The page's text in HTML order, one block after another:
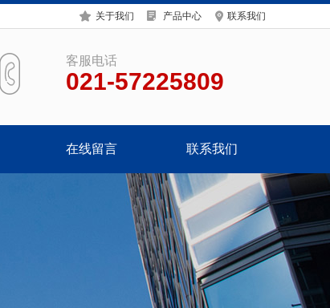
关于我们 产品中心 联系我们
客服电话
021-57225809
在线留言 联系我们